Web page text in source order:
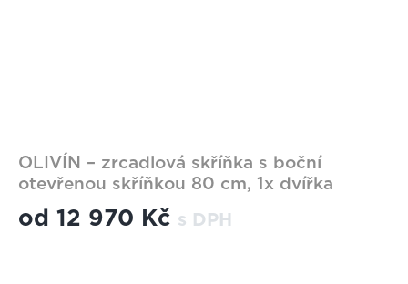
OLIVÍN – zrcadlová skříňka s boční
otevřenou skříňkou 80 cm, 1x dvířka
od 12 970 Kč s DPH